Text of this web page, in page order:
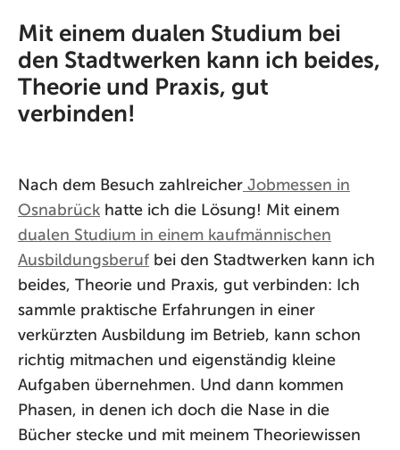
Mit einem dualen Studium bei
den Stadtwerken kann ich beides,
Theorie und Praxis, gut
verbinden!
Nach dem Besuch zahlreicher Jobmessen in
Osnabrück hatte ich die Lösung! Mit einem
dualen Studium in einem kaufmännischen
Ausbildungsberuf bei den Stadtwerken kann ich
beides, Theorie und Praxis, gut verbinden: Ich
sammle praktische Erfahrungen in einer
verkürzten Ausbildung im Betrieb, kann schon
richtig mitmachen und eigenständig kleine
Aufgaben übernehmen. Und dann kommen
Phasen, in denen ich doch die Nase in die
Bücher stecke und mit meinem Theoriewissen